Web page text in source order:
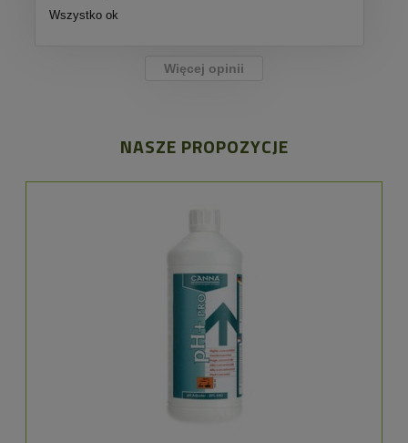
Wszystko ok
Więcej opinii
NASZE PROPOZYCJE